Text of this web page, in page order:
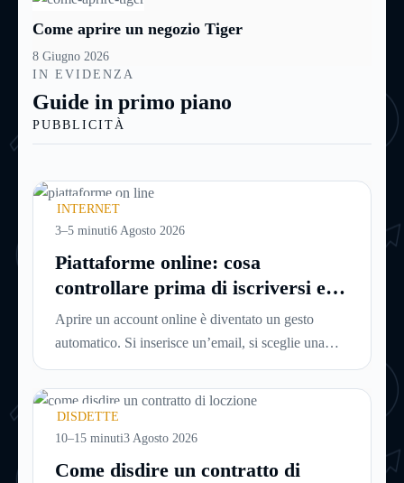
Come aprire un negozio Tiger
8 Giugno 2026
IN EVIDENZA
Guide in primo piano
PUBBLICITÀ
INTERNET
3–5 minuti6 Agosto 2026
Piattaforme online: cosa
controllare prima di iscriversi e
usare servizi in tempo reale
Aprire un account online è diventato un gesto
automatico. Si inserisce un’email, si sceglie una
password, si accetta una serie di condizioni senza
leggerle davvero. Tutto avviene in pochi minuti,
spesso senza che ci si fermi a capire dove si sta
entrando.
DISDETTE
10–15 minuti3 Agosto 2026
Come disdire un contratto di